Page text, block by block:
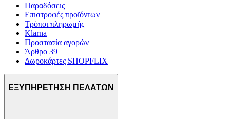
Παραδόσεις
Επιστροφές προϊόντων
Τρόποι πληρωμής
Klarna
Προστασία αγορών
Άρθρο 39
Δωροκάρτες SHOPFLIX
ΕΞΥΠΗΡΕΤΗΣΗ ΠΕΛΑΤΩΝ